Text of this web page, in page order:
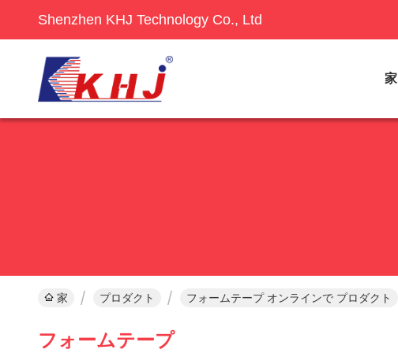
Shenzhen KHJ Technology Co., Ltd
家
家 プロダクト フォームテープ オンラインで プロダクト
フォームテープ